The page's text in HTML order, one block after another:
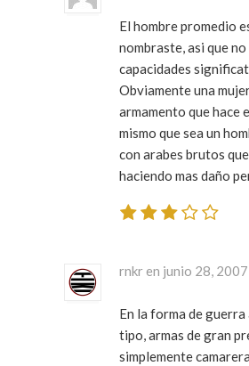
El hombre promedio
nombraste, asi que
capacidades
Obviamente una
armamento que hace
mismo que sea un
con arabes brutos
haciendo mas daño
rnkr en junio 28, 2007
En la forma de
tipo, armas de gran
simplemente